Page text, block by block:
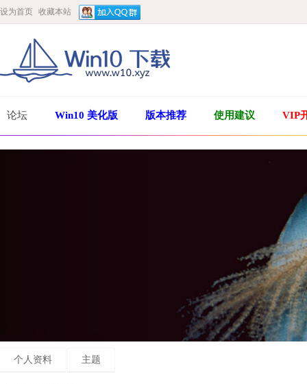
设为首页 收藏本站
论坛 Win10 美化版 版本推荐 使用建议 VIP
个人资料 主题